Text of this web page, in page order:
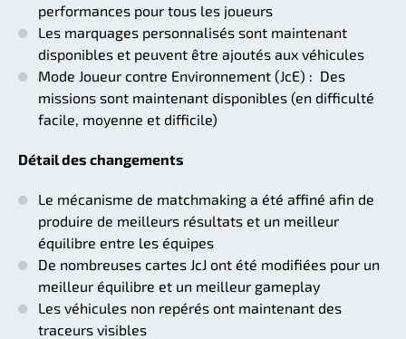
performances pour tous les joueurs
Les marquages personnalisés sont maintenant
disponibles et peuvent être ajoutés aux véhicules
Mode Joueur contre Environnement (JcE) : Des
missions sont maintenant disponibles (en difficulté
facile, moyenne et difficile)
Détail des changements
Le mécanisme de matchmaking a été affiné afin de
produire de meilleurs résultats et un meilleur
équilibre entre les équipes
De nombreuses cartes JcJ ont été modifiées pour un
meilleur équilibre et un meilleur gameplay
Les véhicules non repérés ont maintenant des
traceurs visibles